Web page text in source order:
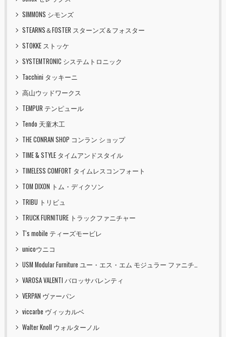
SIMMONS シモンズ
STEARNS＆FOSTER スターンズ＆フォスター
STOKKE ストッケ
SYSTEMTRONIC システムトロニック
Tacchini タッキーニ
高山ウッドワークス
TEMPUR テンピュール
Tendo 天童木工
THE CONRAN SHOP コンラン ショップ
TIME & STYLE タイムアンドスタイル
TIMELESS COMFORT タイムレスコンフォート
TOM DIXON トム・ディクソン
TRIBU トリビュ
TRUCK FURNITURE トラックファニチャー
T's mobile ティーズモービレ
unicoウニコ
USM Modular Furniture ユー・エス・エム モジュラー ファニチャー
VAROSA VALENTI バロッサバレンティ
VERPAN ヴァーパン
viccarbe ヴィッカルベ
Walter Knoll ウォルターノル